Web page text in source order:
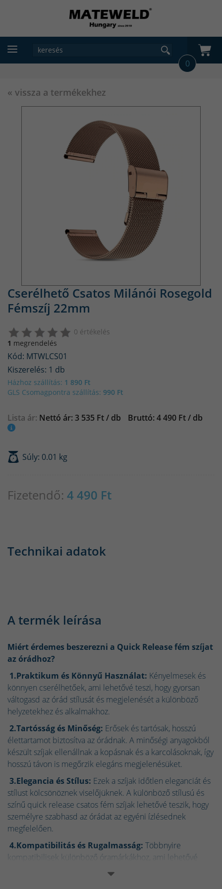
0
« vissza a termékekhez
Cserélhető Csatos Milánói Rosegold
Fémszíj 22mm
0 értékelés
1 megrendelés
Kód: MTWLCS01
Kiszerelés: 1 db
Házhoz szállítás: 1 890 Ft
GLS Csomagpontra szállítás: 990 Ft
Lista ár: Nettó ár: 3 535 Ft / db Bruttó: 4 490 Ft / db
Súly: 0.01 kg
Fizetendő: 4 490 Ft
Technikai adatok
A termék leírása
Miért érdemes beszerezni a Quick Release fém szíjat
az órádhoz?
1.Praktikum és Könnyű Használat: Kényelmesek és
könnyen cserélhetőek, ami lehetővé teszi, hogy gyorsan
váltogasd az órád stílusát és megjelenését a különböző
helyzetekhez és alkalmakhoz.
2.Tartósság és Minőség: Erősek és tartósak, hosszú
élettartamot biztosítva az órádnak. A minőségi anyagokból
készült szíjak ellenállnak a kopásnak és a karcolásoknak, így
hosszú távon is megőrzik elegáns megjelenésüket.
3.Elegancia és Stílus: Ezek a szíjak időtlen eleganciát és
stílust kölcsönöznek viselőjüknek. A különböző stílusú és
színű quick release csatos fém szíjak lehetővé teszik, hogy
személyre szabhasd az órádat az egyéni ízlésednek
megfelelően.
4.Kompatibilitás és Rugalmasság: Többnyire
kompatibilisek különböző óramárkákhoz, ami lehetővé